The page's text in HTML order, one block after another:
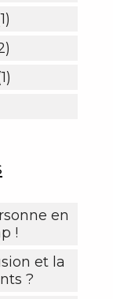
en
!
et la
?